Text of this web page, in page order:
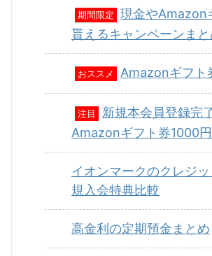
期間限定
現金やAmazon
貰えるキャンペーンまと
おススメ Amazonギフト
注目
新規本会員登録完
Amazonギフト券1000
イオンマークのクレジ
規入会特典比較
高金利の定期預金まとめ